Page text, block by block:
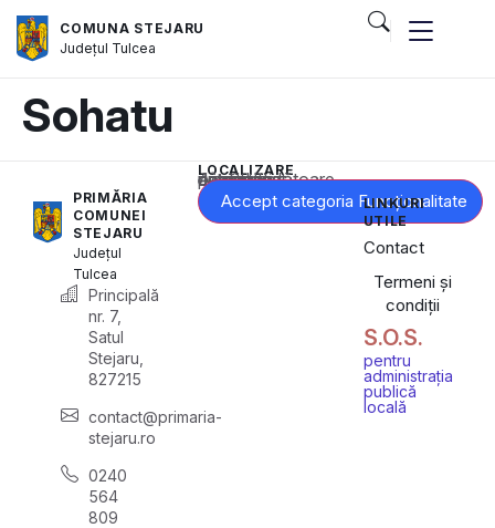
COMUNA STEJARU
Județul Tulcea
Sohatu
PRIMĂRIA
COMUNEI
STEJARU
Județul
Tulcea
Principală
nr. 7,
Satul
Stejaru,
827215
contact@primaria-
stejaru.ro
0240
564
809
LOCALIZARE
Acest conținut este blocat până când acceptați categoria corespunzătoare de cookie-uri.
Accept categoria Funcționalitate
LINKURI
UTILE
Contact
Termeni și
condiții
S.O.S.
pentru
administrația
publică
locală